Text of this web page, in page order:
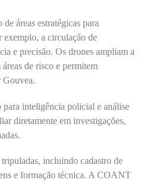
áreas estratégicas para
exemplo, a circulação de
e precisão. Os drones ampliam a
de risco e permitem
Gouvea.
inteligência policial e análise
diretamente em investigações,
incluindo cadastro de
e formação técnica. A COANT